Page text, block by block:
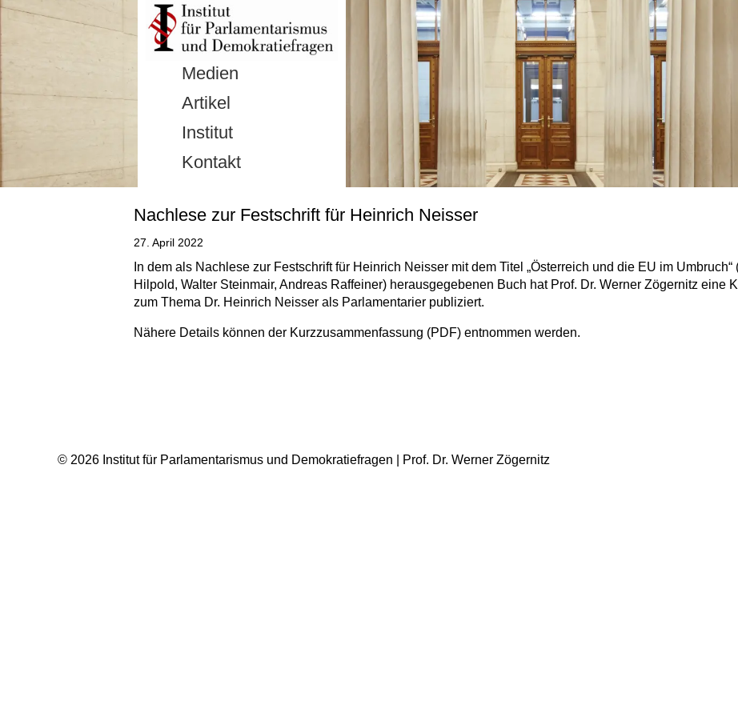
Medien
Artikel
Institut
Kontakt
Nachlese zur Festschrift für Heinrich Neisser
27. April 2022
In dem als Nachlese zur Festschrift für Heinrich Neisser mit dem Titel „Österreich und die EU im Umbruch“
Hilpold, Walter Steinmair, Andreas Raffeiner) herausgegebenen Buch hat Prof. Dr. Werner Zögernitz eine
zum Thema Dr. Heinrich Neisser als Parlamentarier publiziert.
Nähere Details können der Kurzzusammenfassung (PDF) entnommen werden.
© 2026 Institut für Parlamentarismus und Demokratiefragen | Prof. Dr. Werner Zögernitz